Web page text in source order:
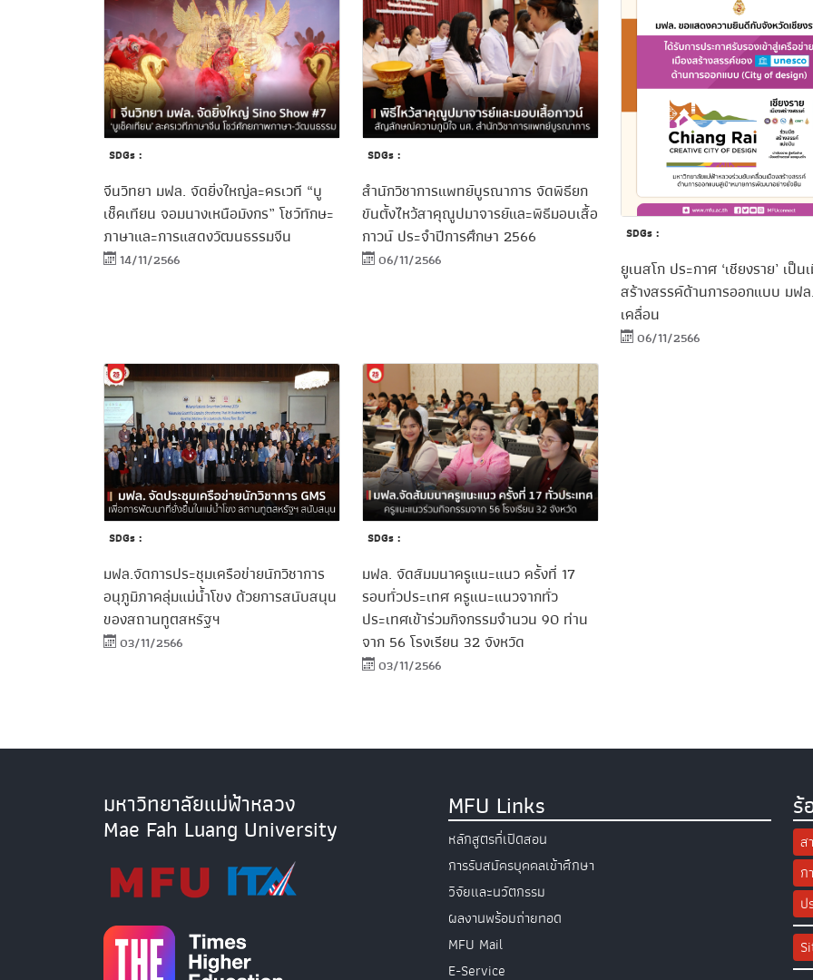
SDGs :
จีนวิทยา มฟล. จัดยิ่งใหญ่ละครเวที “บู
เช็คเทียน จอมนางเหนือมังกร” โชว์ทักษะ
ภาษาและการแสดงวัฒนธรรมจีน
14/11/2566
SDGs :
สำนักวิชาการแพทย์บูรณาการ จัดพิธียก
ขันตั้งไหว้สาคุณูปมาจารย์และพิธีมอบเสื้อ
กาวน์ ประจำปีการศึกษา 2566
06/11/2566
SDGs :
ยูเนสโก ประกาศ ‘เชียงราย’ เป็น
สร้างสรรค์ด้านการออกแบบ มฟ
เคลื่อน
06/11/2566
SDGs :
มฟล.จัดการประชุมเครือข่ายนักวิชาการ
อนุภูมิภาคลุ่มแม่น้ำโขง ด้วยการสนับสนุน
ของสถานทูตสหรัฐฯ
03/11/2566
SDGs :
มฟล. จัดสัมมนาครูแนะแนว ครั้งที่ 17
รอบทั่วประเทศ ครูแนะแนวจากทั่ว
ประเทศเข้าร่วมกิจกรรมจำนวน 90 ท่าน
จาก 56 โรงเรียน 32 จังหวัด
03/11/2566
มหาวิทยาลัยแม่ฟ้าหลวง
Mae Fah Luang University
MFU Links
หลักสูตรที่เปิดสอน
การรับสมัครบุคคลเข้าศึกษา
วิจัยและนวัตกรรม
ผลงานพร้อมถ่ายทอด
MFU Mail
E-Service
ร้
ส
ก
ป